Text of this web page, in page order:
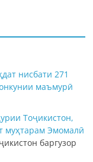
нисбати 271
маъмурӣ
Тоҷикистон,
муҳтарам Эмомалӣ
баргузор